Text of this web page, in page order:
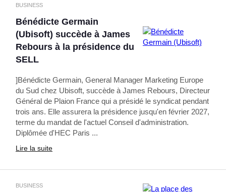
BUSINESS
Bénédicte Germain
(Ubisoft) succède à James
Rebours à la présidence du
SELL
]Bénédicte Germain, General Manager Marketing Europe
du Sud chez Ubisoft, succède à James Rebours, Directeur
Général de Plaion France qui a présidé le syndicat pendant
trois ans. Elle assurera la présidence jusqu'en février 2027,
terme du mandat de l'actuel Conseil d'administration.
Diplômée d'HEC Paris ...
Lire la suite
BUSINESS